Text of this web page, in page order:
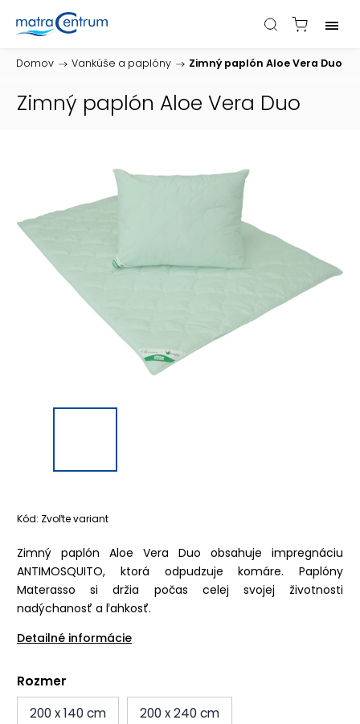
Domov / Vankúše a paplóny / Zimný paplón Aloe Vera Duo
Zimný paplón Aloe Vera Duo
Kód: Zvoľte variant
Zimný paplón Aloe Vera Duo obsahuje impregnáciu
ANTIMOSQUITO, ktorá odpudzuje komáre. Paplóny
Materasso si držia počas celej svojej životnosti
nadýchanosť a ľahkosť.
Detailné informácie
Rozmer
200 x 140 cm
200 x 240 cm